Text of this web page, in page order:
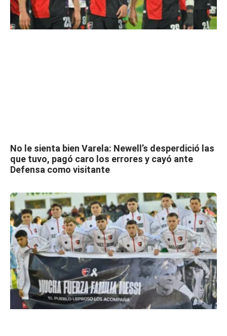
No le sienta bien Varela: Newell’s desperdició las
que tuvo, pagó caro los errores y cayó ante
Defensa como visitante